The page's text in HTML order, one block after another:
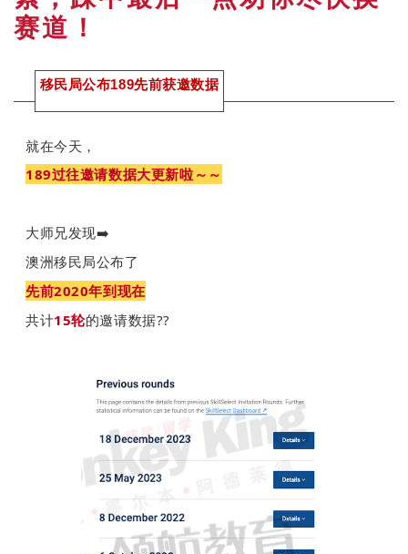
赛道！
移民局公布189先前获邀数据
就在今天，
189过往邀请数据大更新啦～～
大师兄发现➡️
澳洲移民局公布了
先前2020年到现在
共计15轮的邀请数据??